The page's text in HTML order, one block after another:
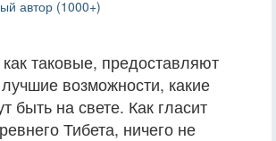
автор (1000+)
таковые, предоставляют
возможности, какие
быть на свете. Как гласит
Тибета, ничего не